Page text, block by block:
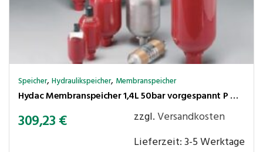
Speicher,Hydraulikspeicher, Membranspeicher
Hydac Membranspeicher 1,4L 50bar vorgespannt P max.210 bar,Ölanschl. G1/2″ innen+M33x1,5 aussen
309,23€ zzgl.Versandkosten
Lieferzeit:3-5 Werktage